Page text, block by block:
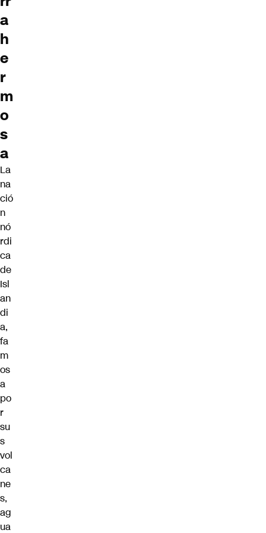
a
h
e
r
m
o
s
a
La
na
ció
n
nó
rdi
ca
de
Isl
an
di
a,
fa
m
os
a
po
r
su
s
vol
ca
ne
s,
ag
ua